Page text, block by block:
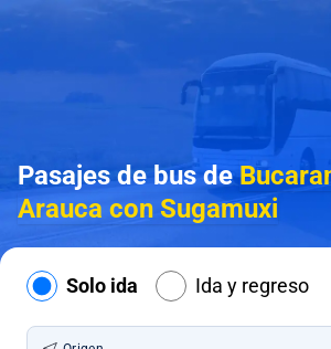
Pasajes de bus de
Arauca con Sugamuxi
Solo ida Ida y regreso